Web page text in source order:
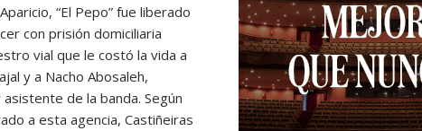
“El Pepo” fue liberado
con prisión domiciliaria
vial que le costó la vida a
y a Nacho Abosaleh,
de la banda. Según
a esta agencia, Castiñeiras